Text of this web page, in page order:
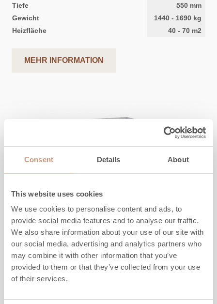
Consent Details About
This website uses cookies
We use cookies to personalise content and ads, to
provide social media features and to analyse our traffic.
We also share information about your use of our site with
our social media, advertising and analytics partners who
may combine it with other information that you’ve
provided to them or that they’ve collected from your use
of their services.
Tiefe
550 mm
Gewicht
1440 - 1690 kg
Heizfläche
40 - 70 m2
MEHR INFORMATION
KARELIA
Salvo S 2D